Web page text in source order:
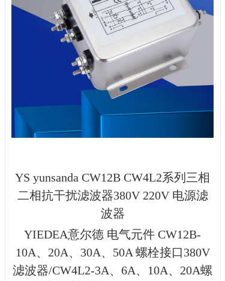
YS yunsanda CW12B CW4L2系列三相
二相抗干扰滤波器380V 220V 电源滤
波器
YIEDEA意尔德 电气元件 CW12B-
10A、 20A、 30A、 50A 螺栓接口380V
滤波器/CW4L2-3A、 6A、 10A、 20A螺